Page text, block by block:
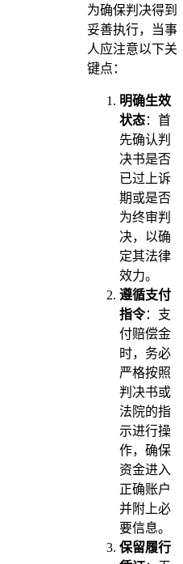
为确保判决得到
妥善执行，当事
人应注意以下关
键点：
明确生效
状态：首
先确认判
决书是否
已过上诉
期或是否
为终审判
决，以确
定其法律
效力。
遵循支付
指令：支
付赔偿金
时，务必
严格按照
判决书或
法院的指
示进行操
作，确保
资金进入
正确账户
并附上必
要信息。
保留履行